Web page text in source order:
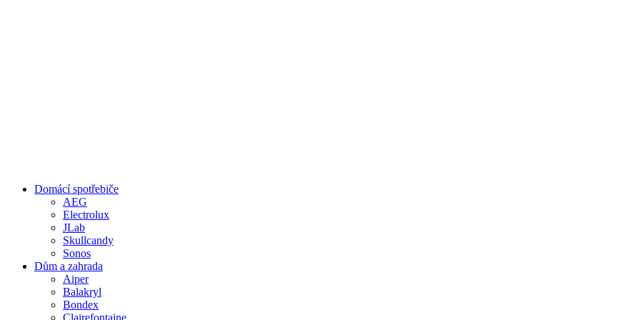
Domácí spotřebiče
AEG
Electrolux
JLab
Skullcandy
Sonos
Dům a zahrada
Aiper
Balakryl
Bondex
Clairefontaine